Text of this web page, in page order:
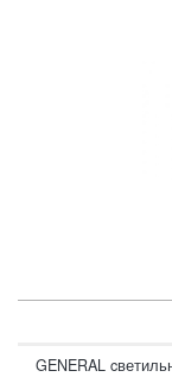
GENERAL